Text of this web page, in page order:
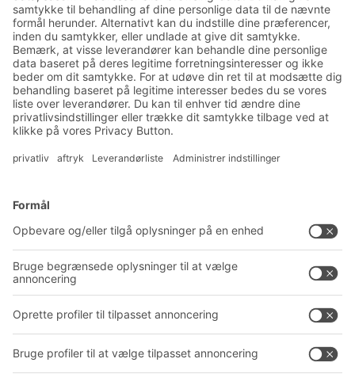
Nyheder og viden om lager
og logistik
Eksklusiv rabat
Produktnyheder
Tilmeld dig vores nyhedsbrev
Løsninger
Intralogistikløsninger
Kassesystemer
Reolsystemer
Service
PRODUKTKATALOG
PROJECT GUIDE
Virksomhed Follow us